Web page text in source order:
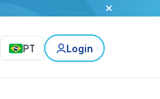
PT Login